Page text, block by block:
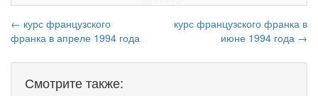
← курс французского
франка в апреле 1994 года
курс французского франка в
июне 1994 года →
Смотрите также: